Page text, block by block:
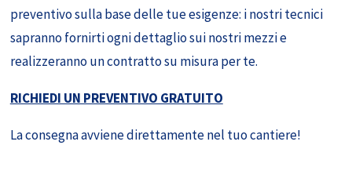
preventivo sulla base delle tue esigenze: i nostri tecnici
sapranno fornirti ogni dettaglio sui nostri mezzi e
realizzeranno un contratto su misura per te.
RICHIEDI UN PREVENTIVO GRATUITO
La consegna avviene direttamente nel tuo cantiere!